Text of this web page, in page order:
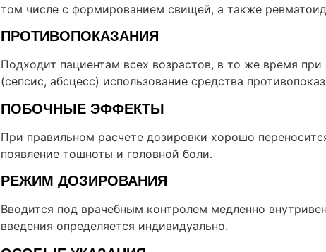
том числе с формированием свищей, а также
ПРОТИВОПОКАЗАНИЯ
Подходит пациентам всех возрастов, в то же время
(сепсис, абсцесс) использование средства
ПОБОЧНЫЕ ЭФФЕКТЫ
При правильном расчете дозировки хорошо
появление тошноты и головной боли.
РЕЖИМ ДОЗИРОВАНИЯ
Вводится под врачебным контролем медленно
введения определяется индивидуально.